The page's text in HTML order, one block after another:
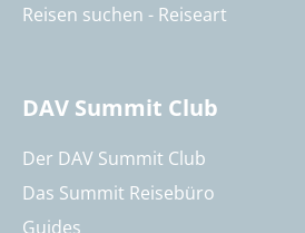
Reisen suchen - Reiseart
DAV Summit Club
Der DAV Summit Club
Das Summit Reisebüro
Guides